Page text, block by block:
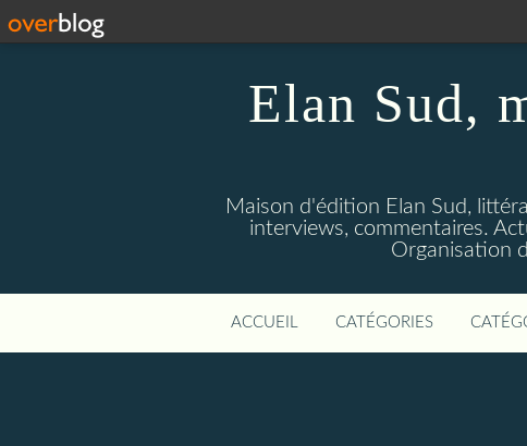
Elan Sud,
Maison d'édition Elan Sud,
interviews, commentaires.
Organisation
ACCUEIL CATÉGORIES